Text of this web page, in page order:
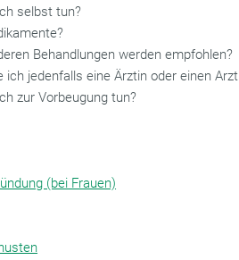
selbst tun?
Behandlungen werden empfohlen?
ich jedenfalls eine Ärztin oder einen
zur Vorbeugung tun?
(bei Frauen)